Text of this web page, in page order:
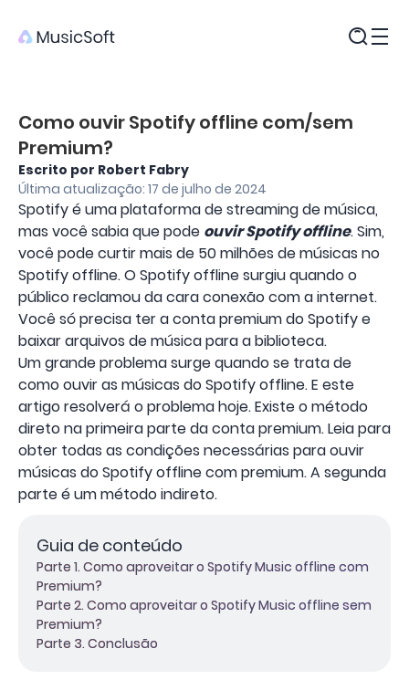
Como ouvir Spotify offline com/sem
Premium?
Escrito por Robert Fabry
Última atualização: 17 de julho de 2024
Spotify é uma plataforma de streaming de música,
mas você sabia que pode ouvir Spotify offline. Sim,
você pode curtir mais de 50 milhões de músicas no
Spotify offline. O Spotify offline surgiu quando o
público reclamou da cara conexão com a internet.
Você só precisa ter a conta premium do Spotify e
baixar arquivos de música para a biblioteca.
Um grande problema surge quando se trata de
como ouvir as músicas do Spotify offline. E este
artigo resolverá o problema hoje. Existe o método
direto na primeira parte da conta premium. Leia para
obter todas as condições necessárias para ouvir
músicas do Spotify offline com premium. A segunda
parte é um método indireto.
Guia de conteúdo
Parte 1. Como aproveitar o Spotify Music offline com
Premium?
Parte 2. Como aproveitar o Spotify Music offline sem
Premium?
Parte 3. Conclusão